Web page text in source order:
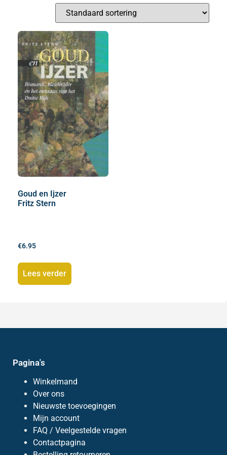
Goud en Ijzer
Fritz Stern
€6.95
Lees verder
Pagina's
Winkelmand
Over ons
Nieuwste toevoegingen
Mijn account
FAQ / Veelgestelde vragen
Contactpagina